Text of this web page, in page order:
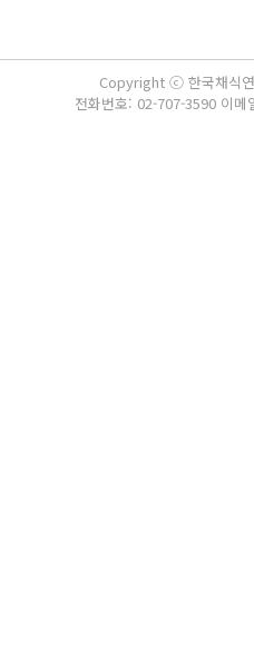
Copyright ⓒ 한국채식
전화번호: 02-707-3590 이